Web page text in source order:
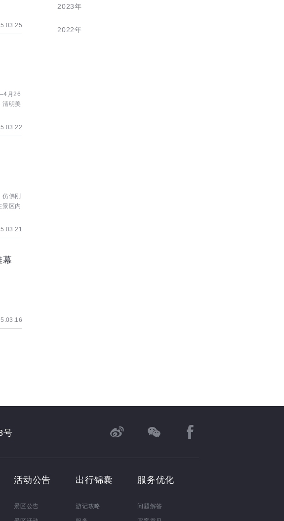
月26
清明美
佛刚
景区内
幕
2023年
2022年
号
活动公告
景区公告
出行锦囊
游记攻略
服务优化
问题解答